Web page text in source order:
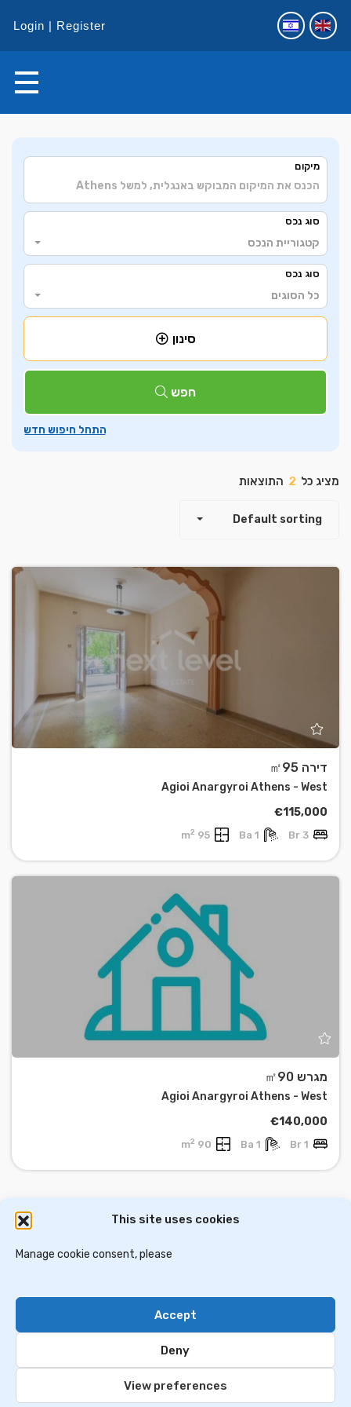
This site uses cookies
Manage cookie consent, please
Accept
Deny
View preferences
Login Register
+
Leaflet OpenStreetMapcontributors
מיקום
סוג נכס
קטגוריית הנכס
סוג נכס
כל הסוגים
סינון
חפש
מציג כל 2 התוצאות
Default sorting
דירה ㎡95
Agioi Anargyroi Athens - West
€115,000
3 Br
1 Ba
95 m
2
מגרש ㎡90
Agioi Anargyroi Athens - West
€140,000
1 Br
1 Ba
90 m
2
Privacy Policy
Contact Us
© 2024 greekim.co.il. All Rights Reserved